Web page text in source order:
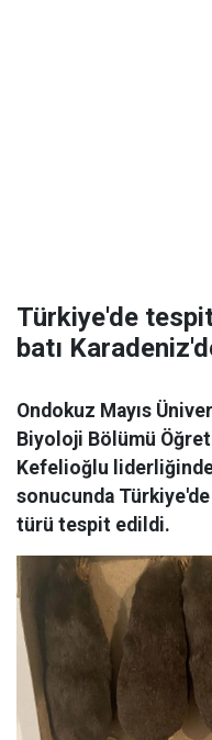
Türkiye'de
batı
Ondokuz Mayıs
Biyoloji Bölümü
Kefelioğlu
sonucunda
türü tespit edildi.